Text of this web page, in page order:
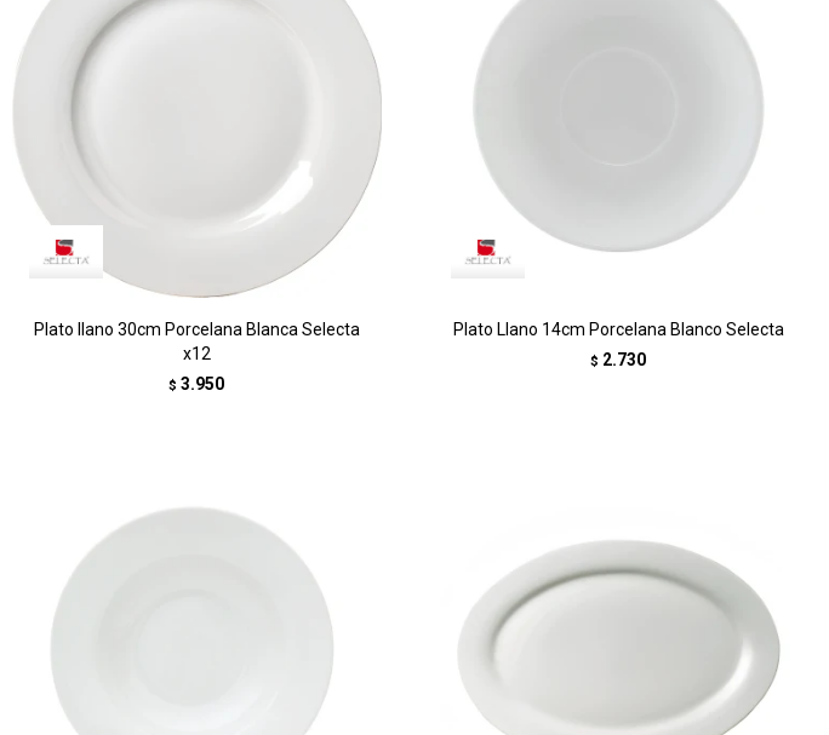
Plato llano 30cm Porcelana Blanca Selecta
x12
$ 3.950
Plato Llano 14cm Porcelana Blanco Selecta
$ 2.730